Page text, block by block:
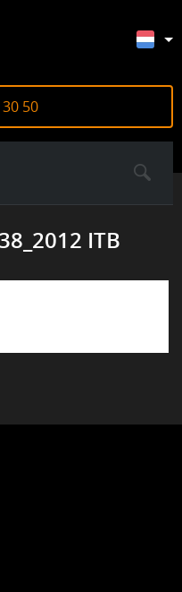
50
ITB